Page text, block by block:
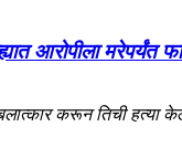
आरोपीला मरेपर्यंत
करून तिची हत्या